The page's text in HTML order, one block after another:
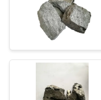
alliage